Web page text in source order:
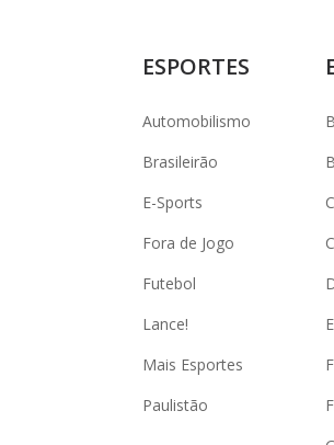
ESPORTES
Automobilismo
Brasileirão
E-Sports
Fora de Jogo
Futebol
Lance!
Mais Esportes
Paulistão